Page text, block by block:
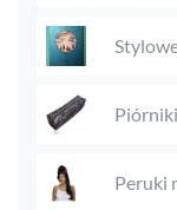
Peruki